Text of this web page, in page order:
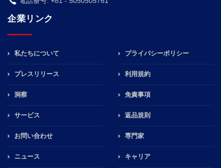
企業リンク
私たちについて
プレスリリース
洞察
サービス
お問い合わせ
ニュース
プライバシーポリシー
利用規約
免責事項
返品規則
専門家
キャリア